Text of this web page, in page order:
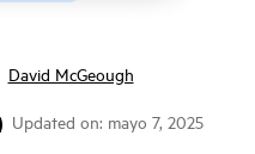
David McGeough
Updated on: mayo 7, 2025